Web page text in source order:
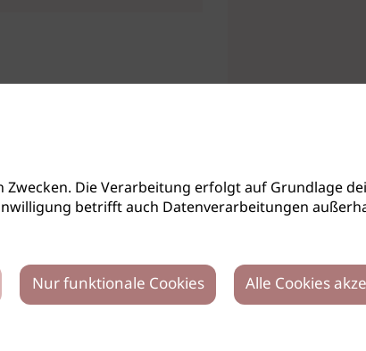
Die Verarbeitung erfolgt auf Grundlage
betrifft auch Datenverarbeitungen
Nur funktionale Cookies Alle Cookies